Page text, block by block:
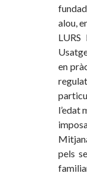
alou,
en
l’edat
pels